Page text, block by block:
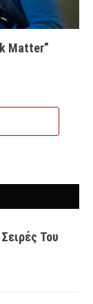
Matter”
Του